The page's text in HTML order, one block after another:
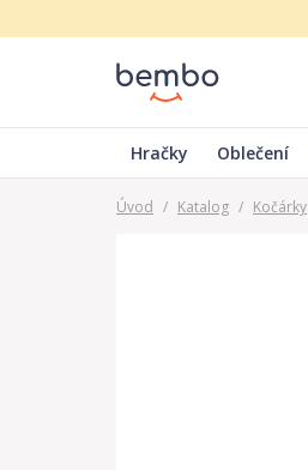
Hračky Oblečení
Úvod / Katalog / Kočárky